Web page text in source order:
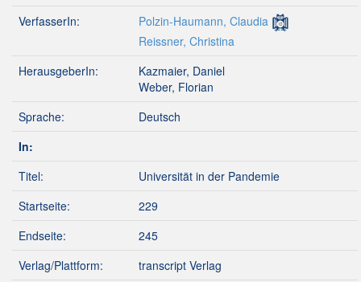
VerfasserIn:
Polzin-Haumann, Claudia
Reissner, Christina
HerausgeberIn:
Kazmaier, Daniel
Weber, Florian
Sprache:
Deutsch
In:
Titel:
Universität in der Pandemie
Startseite:
229
Endseite:
245
Verlag/Plattform:
transcript Verlag